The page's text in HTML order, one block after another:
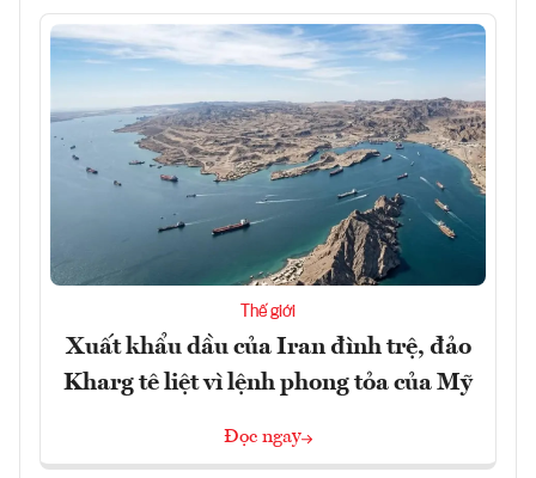
Thế giới
Xuất khẩu dầu của Iran đình trệ, đảo
Kharg tê liệt vì lệnh phong tỏa của Mỹ
Đọc ngay